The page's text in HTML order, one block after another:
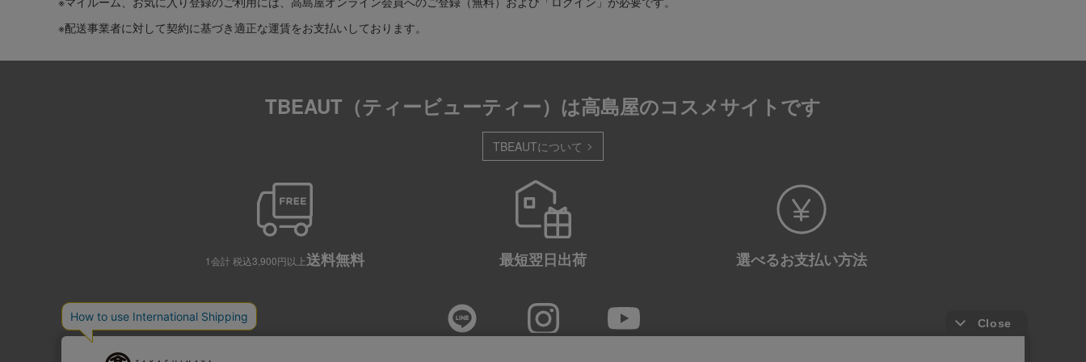
※配送事業者に対して契約に基づき適正な運賃をお支払いしております。
TBEAUT（ティービューティー）は高島屋のコスメサイトです
TBEAUTについて
1会計 税込3,900円以上送料無料 最短翌日出荷 選べるお支払い方法